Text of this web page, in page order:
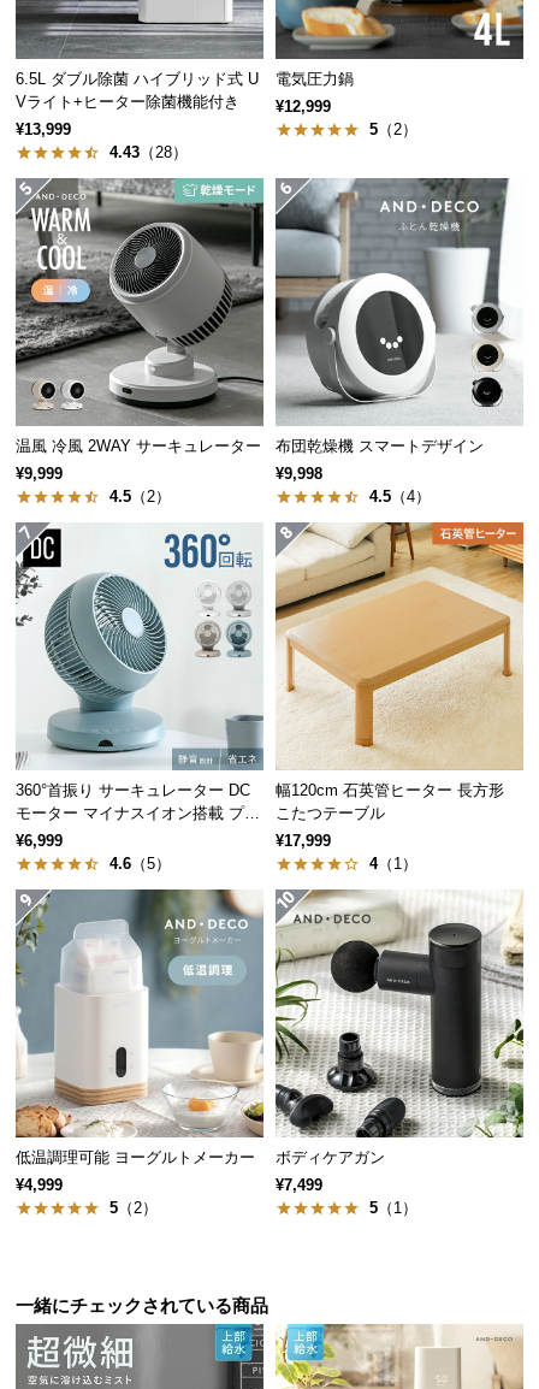
証
に
つ
い
て
会
員
規
約
に
つ
い
て
ポ
ー
ト
ら
せ
グ
企
6.5L ダブル除菌 ハイブリッド式 U
Vライト+ヒーター除菌機能付き
¥13,999
4.43 （28）
電気圧力鍋
¥12,999
5 （2）
温風 冷風 2WAY サーキュレーター
¥9,999
4.5 （2）
布団乾燥機 スマートデザイン
¥9,998
4.5 （4）
360°首振り サーキュレーター DC
モーター マイナスイオン搭載 プレ
ミアムタイプ
¥6,999
4.6 （5）
幅120cm 石英管ヒーター 長方形
こたつテーブル
¥17,999
4（1）
低温調理可能 ヨーグルトメーカー
¥4,999
5 （2）
ボディケアガン
¥7,499
5 （1）
一緒にチェックされている商品